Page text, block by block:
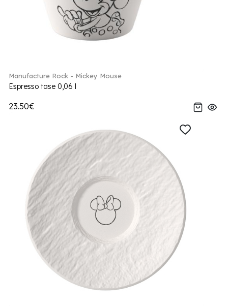
Manufacture Rock - Mickey Mouse
Espresso tase 0,06 l
23.50€